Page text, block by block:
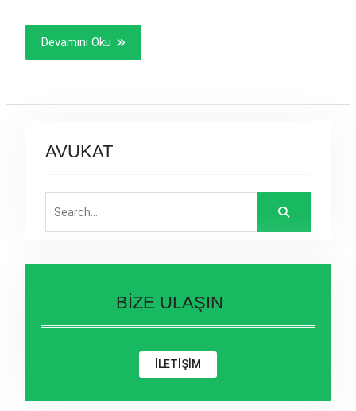
Devamını Oku
AVUKAT
for:
BİZE ULAŞIN
İLETİŞİM